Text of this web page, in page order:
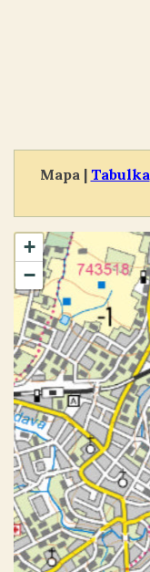
Mapa | Tabulka
+
−